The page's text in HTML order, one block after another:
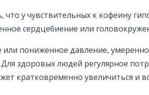
что у чувствительных к кофеину
сердцебиение или
или пониженное давление,
здоровых людей регулярное
кратковременно увеличиться и